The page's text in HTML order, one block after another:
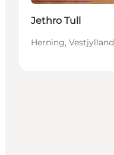
Jethro Tull
Herning, Vestjylland